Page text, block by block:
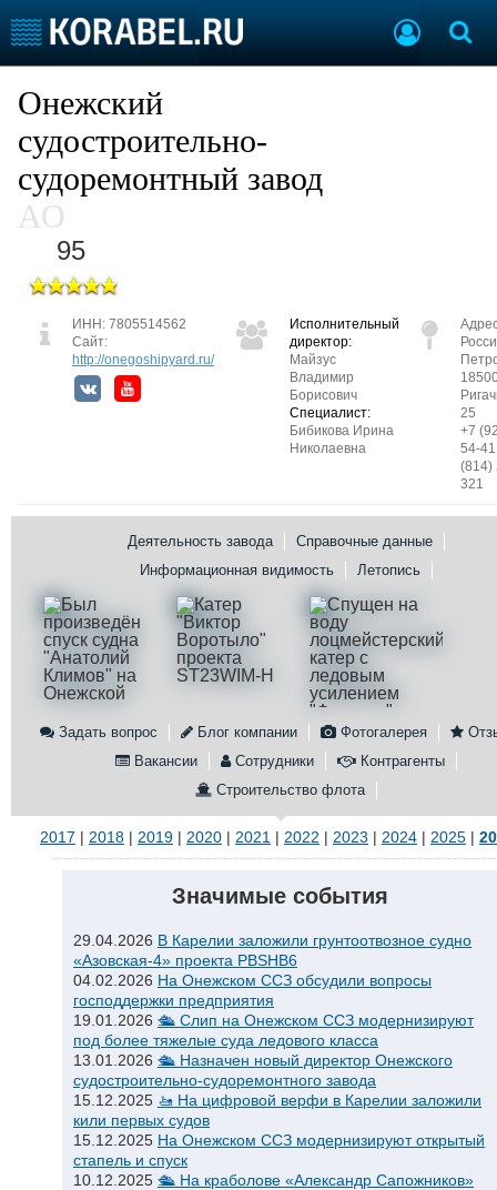
Предприятия
Пульс отрасли
Рейтинг
О рейтинге
Судостроение
Пульс
Компании
Репутация
Работа
Оборудование
Изделия
Материалы
Конференции
Личности
Словарь
Флот
Галерея флота
Форум
Отзывы
Все службы
Онежский
судостроительно-
судоремонтный завод
АО
95
ИНН: 7805514562
Сайт:
http://onegoshipyard.ru/
Исполнительный
директор:
Майзус
Владимир
Борисович
Специалист:
Бибикова Ирина
Николаевна
25
+7
54-
(814)
321
Деятельность завода
Справочные данные
Информационная видимость
Летопись
Задать вопрос Блог компании Фотогалерея
Вакансии
Сотрудники
Контрагенты
Строительство флота
2017 | 2018 | 2019 | 2020 | 2021 | 2022 | 2023 | 2024 | 2025 |
Значимые события
29.04.2026 В Карелии заложили грунтоотвозное судно
«Азовская-4» проекта PBSHB6
04.02.2026 На Онежском ССЗ обсудили вопросы
господдержки предприятия
19.01.2026 🛳 Слип на Онежском ССЗ модернизируют
под более тяжелые суда ледового класса
13.01.2026 🛳 Назначен новый директор Онежского
судостроительно-судоремонтного завода
15.12.2025 🚤 На цифровой верфи в Карелии заложили
кили первых судов
15.12.2025 На Онежском ССЗ модернизируют открытый
стапель и спуск
10.12.2025 🛳 На краболове «Александр Сапожников»